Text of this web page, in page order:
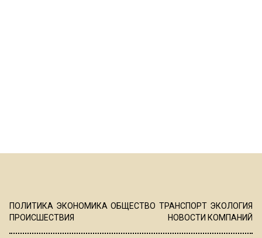
ПОЛИТИКА ЭКОНОМИКА ОБЩЕСТВО ТРАНСПОРТ ЭКОЛОГИЯ
ПРОИСШЕСТВИЯ
НОВОСТИ КОМПАНИЙ